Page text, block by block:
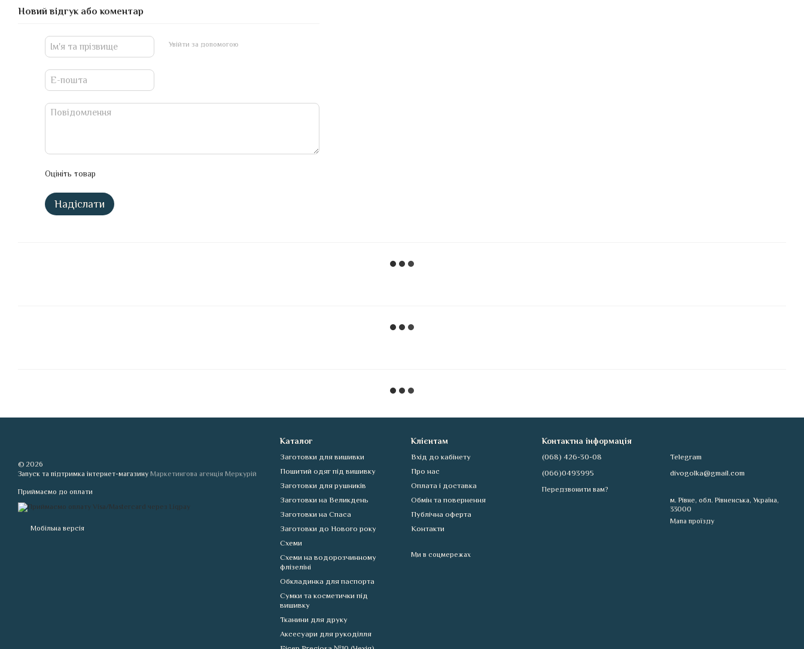
Новий відгук або коментар
Увійти за допомогою
Оцініть товар
Надіслати
© 2026
Запуск та підтримка інтернет-магазину Маркетингова агенція Меркурій
Приймаємо до оплати
Мобільна версія
Каталог
Заготовки для вишивки
Пошитий одяг під вишивку
Заготовки для рушників
Заготовки на Великдень
Заготовки на Спаса
Заготовки до Нового року
Схеми
Схеми на водорозчинному
флізеліні
Обкладинка для паспорта
Сумки та косметички під
вишивку
Тканини для друку
Аксесуари для рукоділля
Клієнтам
Вхід до кабінету
Про нас
Оплата і доставка
Обмін та повернення
Публічна оферта
Контакти
Ми в соцмережах
Контактна інформація
(068) 426-30-08
(066)0493995
Передзвонити вам?
Telegram
divogolka@gmail.com
м. Рівне, обл. Рівненська, Україна,
33000
Мапа проїзду